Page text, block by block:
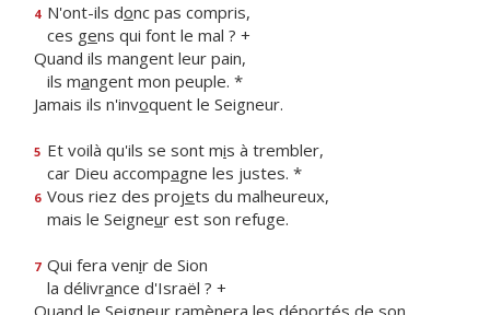
4 N'ont-ils donc pas compris,
ces gens qui font le mal ? +
Quand ils mangent leur pain,
ils mangent mon peuple. *
Jamais ils n'invoquent le Seigneur.
5 Et voilà qu'ils se sont mis à trembler,
car Dieu accompagne les justes. *
6 Vous riez des projets du malheureux,
mais le Seigneur est son refuge.
7 Qui fera venir de Sion
la délivrance d'Israël ? +
Quand le Seigneur ramènera les déportés de son